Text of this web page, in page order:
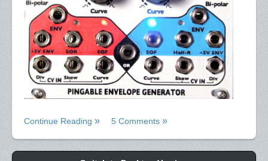
Continue Reading 5 Comments